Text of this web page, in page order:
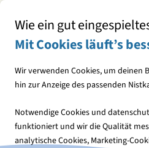
Wie ein gut
Mit Cookies läuft’s
Wir verwenden Cookies, um deinen
hin zur Anzeige des passenden
Notwendige Cookies und
funktioniert und wir die Qualität
analytische Cookies, Marketing-
Downloads